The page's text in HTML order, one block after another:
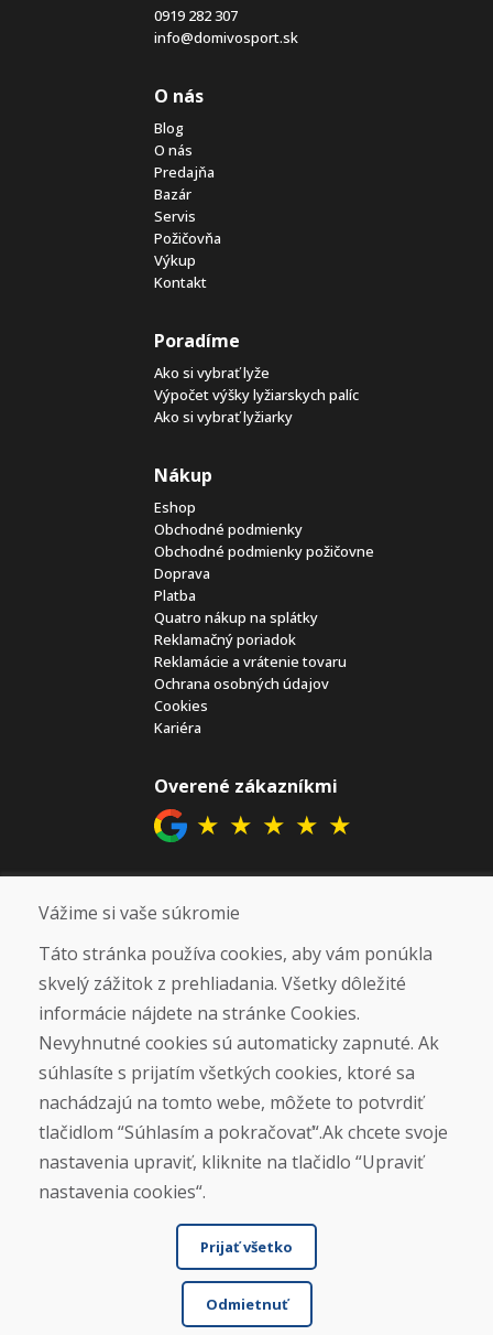
0919 282 307
info@domivosport.sk
O nás
Blog
O nás
Predajňa
Bazár
Servis
Požičovňa
Výkup
Kontakt
Poradíme
Ako si vybrať lyže
Výpočet výšky lyžiarskych palíc
Ako si vybrať lyžiarky
Nákup
Eshop
Obchodné podmienky
Obchodné podmienky požičovne
Doprava
Platba
Quatro nákup na splátky
Reklamačný poriadok
Reklamácie a vrátenie tovaru
Ochrana osobných údajov
Cookies
Kariéra
Overené zákazníkmi
★ ★ ★ ★ ★
Otváracie hodiny
ZIMNÁ SEZÓNA 2025/2026 JE
UKONČENÁ. ĎAKUJEME VÁM ZA
PRIAZEŇ A TEŠÍME SA NA VÁS OPÄŤ
OD 14. 9. 2026.
Nájsť na Google mape
Vážime si vaše súkromie
Táto stránka používa cookies, aby vám ponúkla
skvelý zážitok z prehliadania. Všetky dôležité
informácie nájdete na stránke Cookies.
Nevyhnutné cookies sú automaticky zapnuté. Ak
súhlasíte s prijatím všetkých cookies, ktoré sa
nachádzajú na tomto webe, môžete to potvrdiť
tlačidlom “Súhlasím a pokračovať“.Ak chcete svoje
nastavenia upraviť, kliknite na tlačidlo “Upraviť
nastavenia cookies“.
Prijať všetko
Odmietnuť